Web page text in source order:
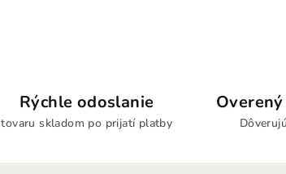
Rýchle odoslanie
tovaru skladom po prijatí platby